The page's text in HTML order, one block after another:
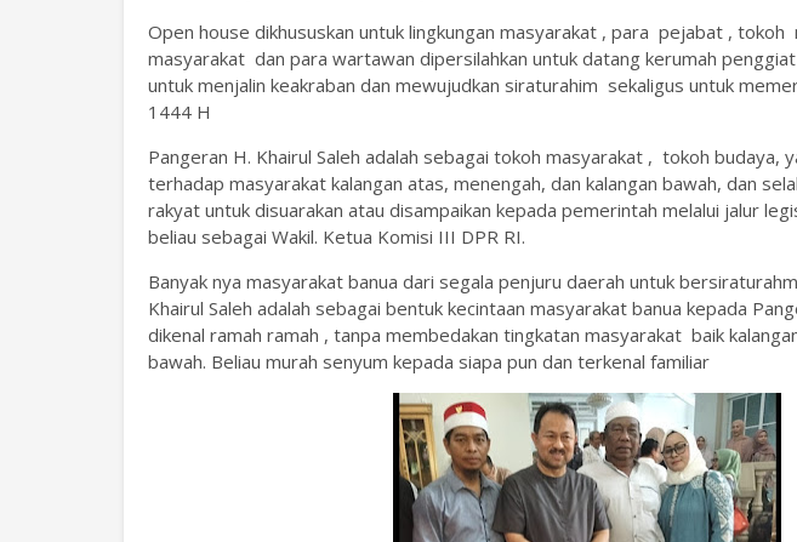
Open house dikhususkan untuk lingkungan masyarakat , para pejabat , tokoh
masyarakat dan para wartawan dipersilahkan untuk datang kerumah
untuk menjalin keakraban dan mewujudkan siraturahim sekaligus untuk
1444 H
Pangeran H. Khairul Saleh adalah sebagai tokoh masyarakat , tokoh budaya,
terhadap masyarakat kalangan atas, menengah, dan kalangan bawah, dan
rakyat untuk disuarakan atau disampaikan kepada pemerintah melalui jalur
beliau sebagai Wakil. Ketua Komisi III DPR RI.
Banyak nya masyarakat banua dari segala penjuru daerah untuk
Khairul Saleh adalah sebagai bentuk kecintaan masyarakat banua kepada
dikenal ramah ramah , tanpa membedakan tingkatan masyarakat baik
bawah. Beliau murah senyum kepada siapa pun dan terkenal familiar